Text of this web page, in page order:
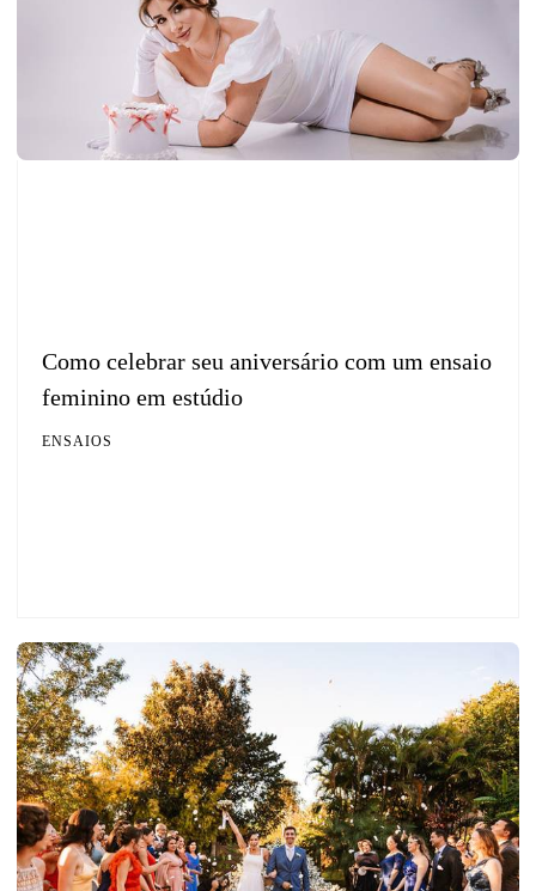
Como celebrar seu aniversário com um ensaio
feminino em estúdio
ENSAIOS